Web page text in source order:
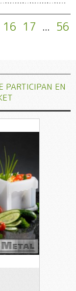
16 17 ... 56
PARTICIPAN EN